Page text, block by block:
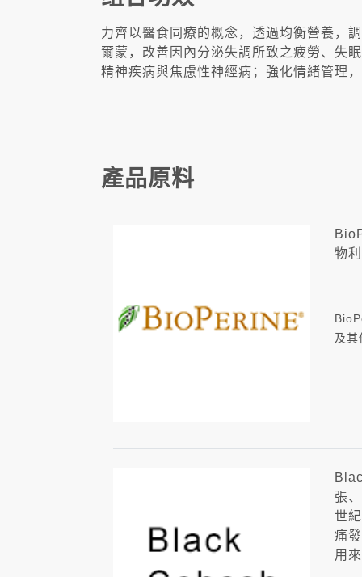
力齊以醫食同療的概念，透過均衡營養，
爾蒙，改善因內分泌失調所致之疲勞、失
精神疾病與焦慮性神經病；強化情緒管理
產品原料
物
及其
張
世
痛
用